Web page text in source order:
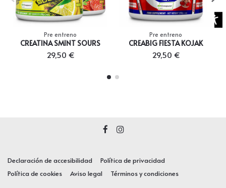
Pre entreno
CREATINA SMINT SOURS
29,50 €
Pre entreno
CREABIG FIESTA KOJAK
29,50 €
Declaración de accesibilidad
Política de privacidad
Política de cookies
Aviso legal Términos y condiciones